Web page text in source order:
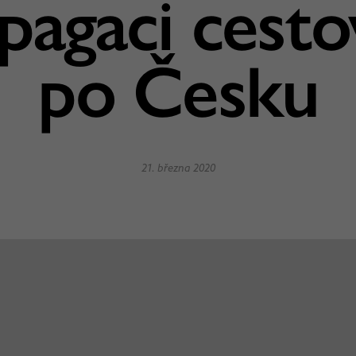
po Česku
21. března 2020